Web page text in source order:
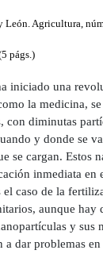
León. Agricultura,
págs.)
iniciado una
la medicina,
con diminutas
y donde se
se cargan. Estos
inmediata en
el caso de la
aunque hay
y sus
dar problemas en